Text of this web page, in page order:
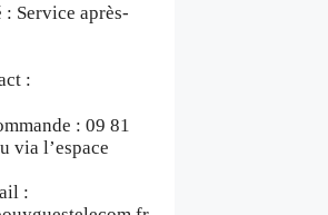
: Service après-
:
: 09 81
via l’espace
: